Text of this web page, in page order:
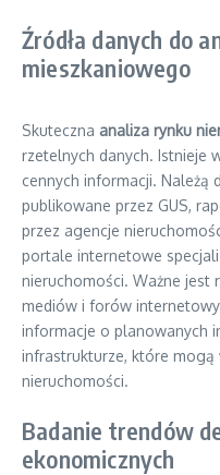
Źródła danych do
mieszkaniowego
Skuteczna analiza rynku
rzetelnych danych. Istnieje
cennych informacji. Należą
publikowane przez GUS,
przez agencje
portale internetowe
nieruchomości. Ważne jest
mediów i forów
informacje o planowanych
infrastrukturze, które mogą
nieruchomości.
Badanie trendów
ekonomicznych